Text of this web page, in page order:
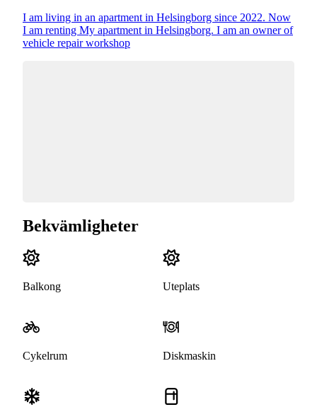
I am living in an apartment in Helsingborg since 2022. Now
I am renting My apartment in Helsingborg. I am an owner of
vehicle repair workshop
Bekvämligheter
Balkong Uteplats
Cykelrum Diskmaskin